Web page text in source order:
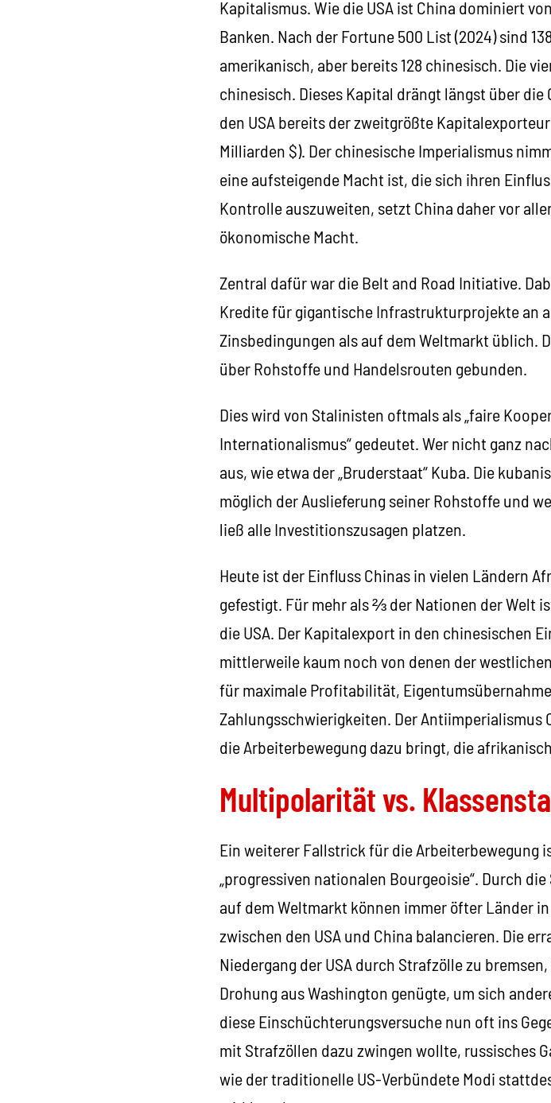
Kapitalismus. Wie die USA ist China dominiert
Banken. Nach der Fortune 500 List (2024) sind
amerikanisch, aber bereits 128 chinesisch. Die
chinesisch. Dieses Kapital drängt längst über
den USA bereits der zweitgrößte
Milliarden $). Der chinesische Imperialismus
eine aufsteigende Macht ist, die sich ihren
Kontrolle auszuweiten, setzt China daher vor
ökonomische Macht.
Zentral dafür war die Belt and Road Initiative.
Kredite für gigantische Infrastrukturprojekte an
Zinsbedingungen als auf dem Weltmarkt üblich.
über Rohstoffe und Handelsrouten gebunden.
Dies wird von Stalinisten oftmals als „faire
Internationalismus“ gedeutet. Wer nicht ganz
aus, wie etwa der „Bruderstaat“ Kuba. Die
möglich der Auslieferung seiner Rohstoffe und
ließ alle Investitionszusagen platzen.
Heute ist der Einfluss Chinas in vielen Ländern
gefestigt. Für mehr als ⅔ der Nationen der Welt
die USA. Der Kapitalexport in den chinesischen
mittlerweile kaum noch von denen der
für maximale Profitabilität,
Zahlungsschwierigkeiten. Der Antiimperialismus
die Arbeiterbewegung dazu bringt, die
Multipolarität vs.
Ein weiterer Fallstrick für die Arbeiterbewegung
„progressiven nationalen Bourgeoisie“. Durch
auf dem Weltmarkt können immer öfter Länder
zwischen den USA und China balancieren. Die
Niedergang der USA durch Strafzölle zu
Drohung aus Washington genügte, um sich
diese Einschüchterungsversuche nun oft ins
mit Strafzöllen dazu zwingen wollte, russisches
wie der traditionelle US-Verbündete Modi